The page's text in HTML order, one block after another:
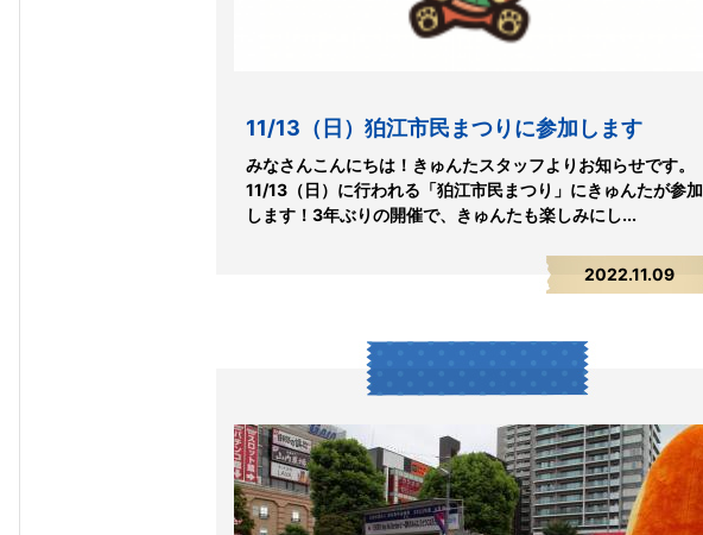
11/13（日）狛江市民まつりに参加します
みなさんこんにちは！きゅんたスタッフよりお知らせです。
11/13（日）に行われる「狛江市民まつり」にきゅんたが参加
します！3年ぶりの開催で、きゅんたも楽しみにし...
2022.11.09